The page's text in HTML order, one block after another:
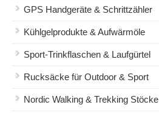
GPS Handgeräte & Schrittzähler
Kühlgelprodukte & Aufwärmöle
Sport-Trinkflaschen & Laufgürtel
Rucksäcke für Outdoor & Sport
Nordic Walking & Trekking Stöcke